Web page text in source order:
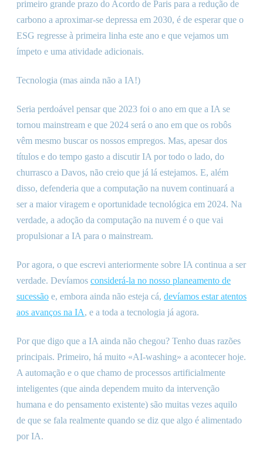
primeiro grande prazo do Acordo de Paris para a redução de
carbono a aproximar-se depressa em 2030, é de esperar que o
ESG regresse à primeira linha este ano e que vejamos um
ímpeto e uma atividade adicionais.
Tecnologia (mas ainda não a IA!)
Seria perdoável pensar que 2023 foi o ano em que a IA se
tornou mainstream e que 2024 será o ano em que os robôs
vêm mesmo buscar os nossos empregos. Mas, apesar dos
títulos e do tempo gasto a discutir IA por todo o lado, do
churrasco a Davos, não creio que já lá estejamos. E, além
disso, defenderia que a computação na nuvem continuará a
ser a maior viragem e oportunidade tecnológica em 2024. Na
verdade, a adoção da computação na nuvem é o que vai
propulsionar a IA para o mainstream.
Por agora, o que escrevi anteriormente sobre IA continua a ser
verdade. Devíamos considerá-la no nosso planeamento de
sucessão e, embora ainda não esteja cá, devíamos estar atentos
aos avanços na IA, e a toda a tecnologia já agora.
Por que digo que a IA ainda não chegou? Tenho duas razões
principais. Primeiro, há muito «AI-washing» a acontecer hoje.
A automação e o que chamo de processos artificialmente
inteligentes (que ainda dependem muito da intervenção
humana e do pensamento existente) são muitas vezes aquilo
de que se fala realmente quando se diz que algo é alimentado
por IA.